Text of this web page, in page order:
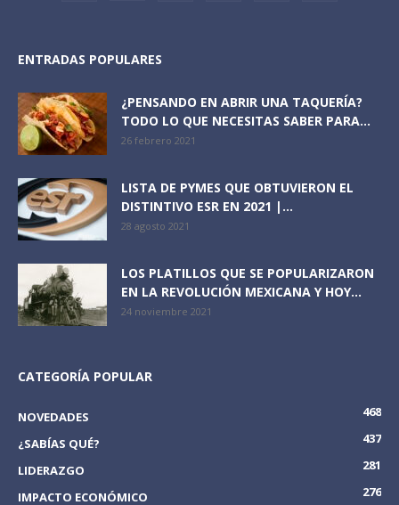
ENTRADAS POPULARES
¿PENSANDO EN ABRIR UNA TAQUERÍA?
TODO LO QUE NECESITAS SABER PARA...
26 febrero 2021
LISTA DE PYMES QUE OBTUVIERON EL
DISTINTIVO ESR EN 2021 |...
28 agosto 2021
LOS PLATILLOS QUE SE POPULARIZARON
EN LA REVOLUCIÓN MEXICANA Y HOY...
24 noviembre 2021
CATEGORÍA POPULAR
NOVEDADES
468
¿SABÍAS QUÉ?
437
LIDERAZGO
281
IMPACTO ECONÓMICO
276